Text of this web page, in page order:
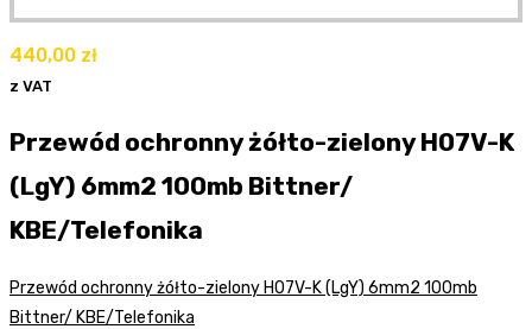
440,00 zł
z VAT
Przewód ochronny żółto-zielony H07V-K
(LgY) 6mm2 100mb Bittner/
KBE/Telefonika
Przewód ochronny żółto-zielony H07V-K (LgY) 6mm2 100mb
Bittner/ KBE/Telefonika